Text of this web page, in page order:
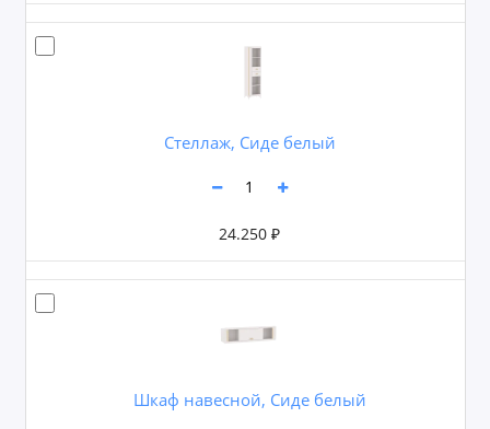
Стеллаж, Сиде белый
24.250 ₽
Шкаф навесной, Сиде белый